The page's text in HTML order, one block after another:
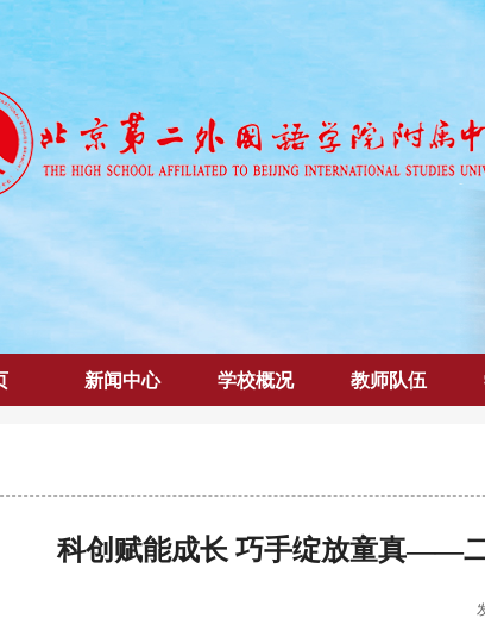
新闻中心 学校概况 教师队伍
科创赋能成长 巧手绽放童真——